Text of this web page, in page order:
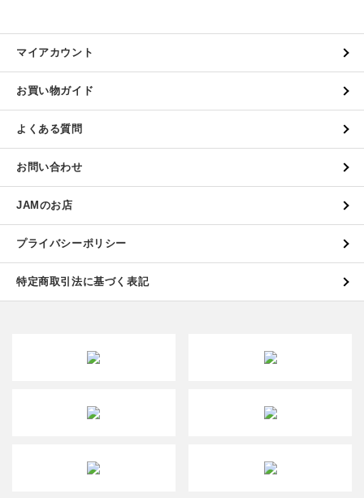
マイアカウント
お買い物ガイド
よくある質問
お問い合わせ
JAMのお店
プライバシーポリシー
特定商取引法に基づく表記